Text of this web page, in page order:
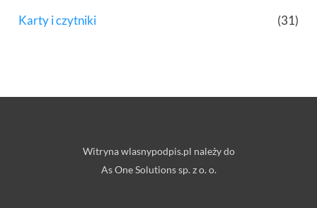
Karty i czytniki (31)
Witryna wlasnypodpis.pl należy do
As One Solutions sp. z o. o.